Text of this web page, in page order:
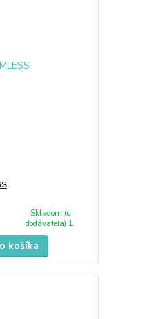
Skladom (u
dodávateľa) 1
košíka